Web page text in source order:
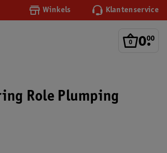
Winkels Klantenservice
0.
00
Role Plumping